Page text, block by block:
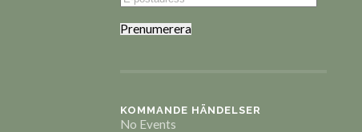
postadress
Prenumerera
KOMMANDE HÄNDELSER
No Events